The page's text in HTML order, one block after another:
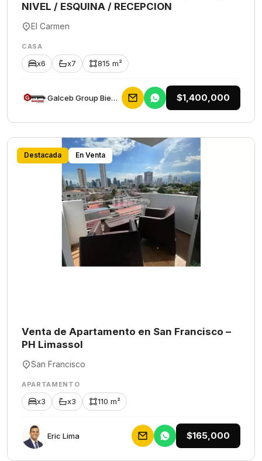
NIVEL / ESQUINA / RECEPCION
El Carmen
CASA
x6 x7 815 m²
Galceb Group Bienes Raices $1,400,000
Destacada En Venta
Venta de Apartamento en San Francisco –
PH Limassol
San Francisco
APARTAMENTO
x3 x3 110 m²
Eric Lima $165,000